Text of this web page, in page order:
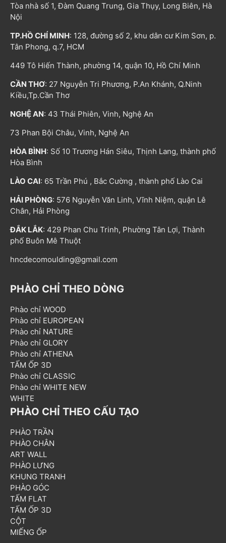
Tòa nhà số 1, Đàm Quang Trung, Gia Thụy, Long Biên, Hà
Nội
TP.HỒ CHÍ MINH: 128, đường số 2, khu dân cư Kim Sơn, p.
Tân Phong, q.7, HCM
449 Tô Hiến Thành, phường 14, quận 10, Hồ Chí Minh
CẦN THƠ: 27 Nguyễn Tri Phương, P.An Khánh, Q.Ninh
Kiều,Tp.Cần Thơ
NGHỆ AN: 43 Thái Phiên, Vinh, Nghệ An
73 Phan Bội Châu, Vinh, Nghệ An
HÒA BÌNH: Số 10 Trương Hán Siêu, Thịnh Lang, thành phố
Hòa Bình
LÀO CAI: 65 Trần Phú , Bắc Cường , thành phố Lào Cai
HẢI PHÒNG: 576 Nguyễn Văn Linh, Vĩnh Niệm, quận Lê
Chân, Hải Phòng
ĐẮK LẮK: 429 Phan Chu Trinh, Phường Tân Lợi, Thành
phố Buôn Mê Thuột
hncdecomoulding@gmail.com
PHÀO CHỈ THEO DÒNG
Phào chỉ WOOD
Phào chỉ EUROPEAN
Phào chỉ NATURE
Phào chỉ GLORY
Phào chỉ ATHENA
TẤM ỐP 3D
Phào chỉ CLASSIC
Phào chỉ WHITE NEW
WHITE
PHÀO CHỈ THEO CẤU TẠO
PHÀO TRẦN
PHÀO CHÂN
ART WALL
PHÀO LƯNG
KHUNG TRANH
PHÀO GÓC
TẤM FLAT
TẤM ỐP 3D
CỘT
MIẾNG ỐP